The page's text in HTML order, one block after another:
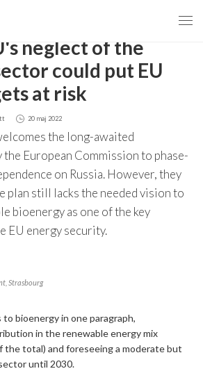
biomassa?
ut?
om bioenergi
neglect of the
could put EU
at risk
20 maj 2022
the long-awaited
the European Commission to phase-
on Russia. However, they
plan still lacks the needed vision to
bioenergy as one of the key
EU energy security.
Strasbourg
to bioenergy in one paragraph,
in the renewable energy mix
the total) and foreseeing a moderate but
until 2030.